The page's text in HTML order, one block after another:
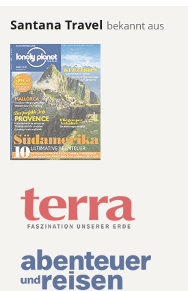
Santana Travel bekannt aus